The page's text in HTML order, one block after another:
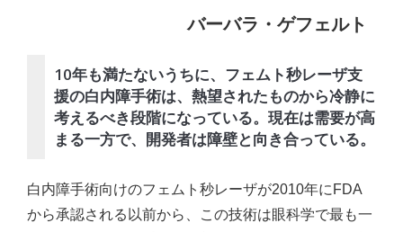
バーバラ・ゲフェルト
10年も満たないうちに、フェムト秒レーザ支
援の白内障手術は、熱望されたものから冷静に
考えるべき段階になっている。現在は需要が高
まる一方で、開発者は障壁と向き合っている。
白内障手術向けのフェムト秒レーザが2010年にFDA
から承認される以前から、この技術は眼科学で最も一